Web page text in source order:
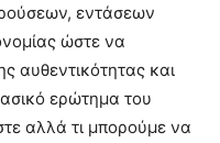
εντάσεων
ώστε να
αυθεντικότητας και
ερώτημα του
αλλά τι μπορούμε να